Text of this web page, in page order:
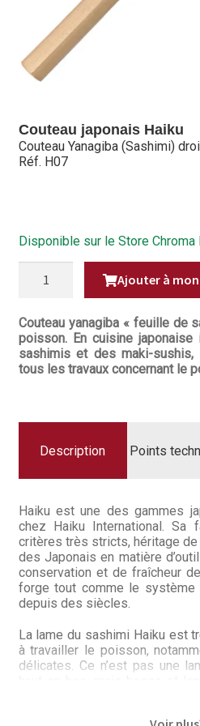
Hall of Fame
Bocuse d’Or
Mentions légales
Plan du site
Politique de confidentialité
Politique en matière de
Questions / Réponses
Revue de presse
Téléchargements
Thank you for booking
Tous les articles
Trouver mon couteau
Trouver mon magasin
Couteau japonais Haiku
Couteau Yanagiba (Sashimi)
Réf. H07
Disponible sur le Store Chroma
(SASHIMI)
DROITIER
21CM
HAIKU
Ajouter à
Couteau yanagiba « feuille de
poisson. En cuisine
sashimis et des maki-
tous les travaux concernant le
Description Points
Haiku est une des gammes
chez Haiku International. Sa
critères très stricts, héritage
des Japonais en matière
conservation et de fraîcheur
forge tout comme le système
depuis des siècles.
La lame du sashimi Haiku est
à travailler le poisson,
délicates. Ce n’est pas une